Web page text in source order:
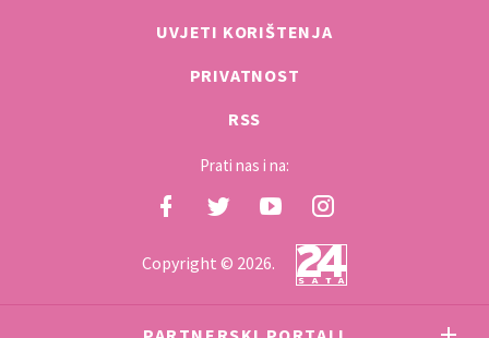
UVJETI KORIŠTENJA
PRIVATNOST
RSS
Prati nas i na:
Copyright © 2026.